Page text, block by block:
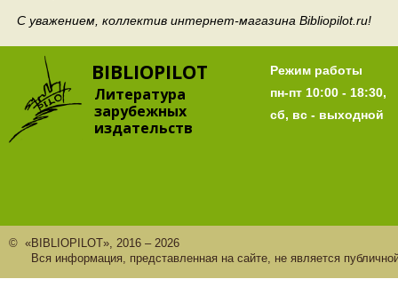
С уважением, коллектив интернет-магазина Bibliopilot.ru!
BIBLIOPILOT
Литература
зарубежных
издательств
Режим работы
пн-пт 10:00 - 18:30,
сб, вс - выходной
© «BIBLIOPILOT», 2016 – 2026
Вся информация, представленная на сайте, не является